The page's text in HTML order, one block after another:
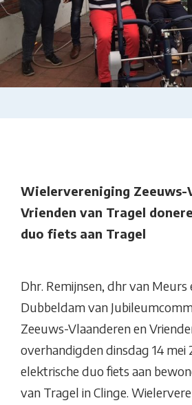
Wielervereniging Zeeuws-
Vrienden van Tragel
duo fiets aan Tragel
Dhr. Remijnsen, dhr van Meurs
Dubbeldam van
Zeeuws-Vlaanderen en
overhandigden dinsdag 14 mei
elektrische duo fiets aan
van Tragel in Clinge.